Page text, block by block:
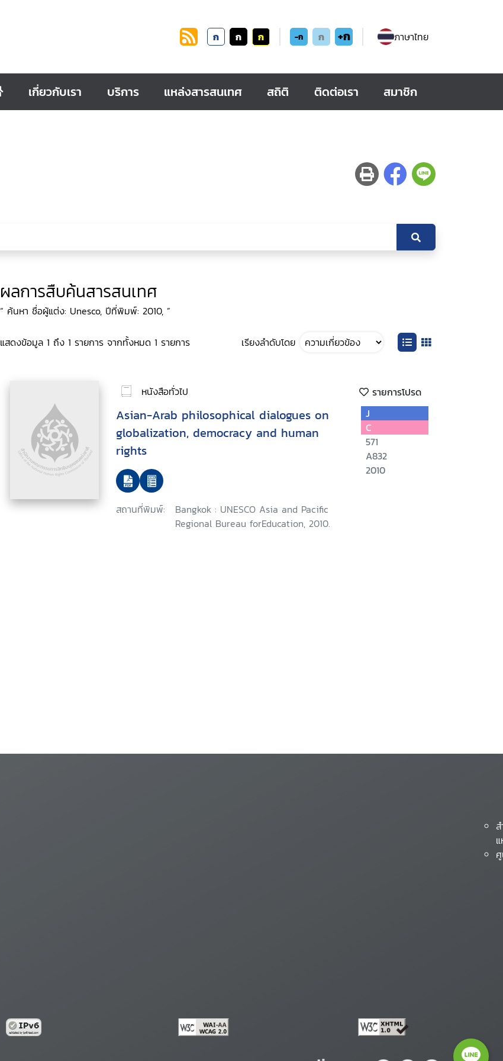
ก ก ก -ก ก +ก ภาษาไทย
เกี่ยวกับเรา บริการ แหล่งสารสนเทศ สถิติ ติดต่อเรา สมาชิก
ผลการสืบค้นสารสนเทศ
“ ค้นหา ชื่อผู้แต่ง: Unesco, ปีที่พิมพ์: 2010, ”
แสดงข้อมูล 1 ถึง 1 รายการ จากทั้งหมด 1 รายการ เรียงลำดับโดย
หนังสือทั่วไป รายการโปรด
Asian-Arab philosophical dialogues on
globalization, democracy and human
rights
สถานที่พิมพ์:
Bangkok : UNESCO Asia and Pacific
Regional Bureau forEducation, 2010.
J
C
571
A832
2010